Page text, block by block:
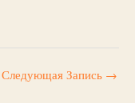
Следующая Запись →